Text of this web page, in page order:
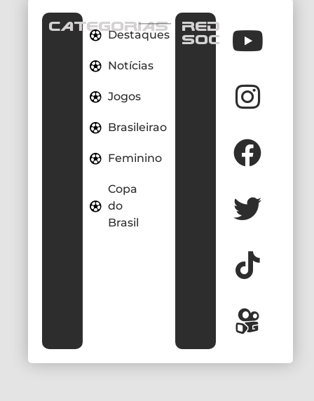
CATEGORIAS
Destaques
Notícias
Jogos
Brasileirao
Feminino
Copa
do
Brasil
REDES
SOCIAIS